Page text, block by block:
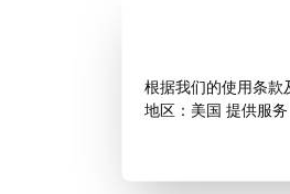
根据我们的使用条款
地区：美国 提供服务